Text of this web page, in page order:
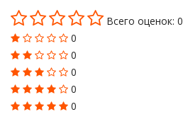
Всего оценок: 0
0
0
0
0
0